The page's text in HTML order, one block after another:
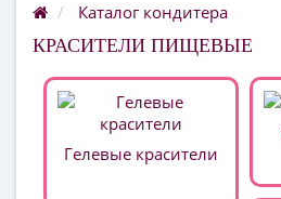
Каталог кондитера
КРАСИТЕЛИ ПИЩЕВЫЕ
Гелевые красители